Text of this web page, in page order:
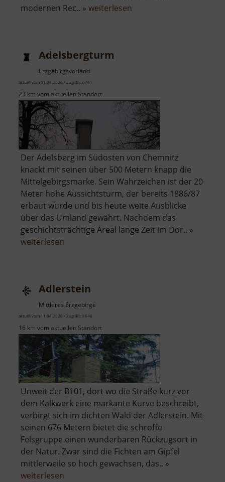
modernen Rec.. » weiterlesen
Adelsbergturm
Erzgebirgsvorland
aktuell vom 01.04.2026 / Zugriffe: 6781
23 km vom aktuellen Standort
Der Adelsberg im Südosten von Chemnitz
knackt mit seinen über 500 Metern knapp die
Mittelgebirgsmarke. Sein Wahrzeichen ist der 20
Meter hohe Aussichtsturm, der bereits 1886/87
erbaut wurde und bis heute weite Ausblicke
über das Umland gewährt. Nachdem das
geschichtsträchtige Areal lange Zeit im Dor.. »
weiterlesen
Adlerstein
Mittleres Erzgebirge
aktuell vom 11.04.2026 / Zugriffe: 8646
16 km vom aktuellen Standort
Unweit der B101, dort wo die Straße kurz vor
dem Kalkwerk eine markante Kurve beschreibt,
verbirgt sich im dichten Wald der Adlerstein. Mit
seinen 676 Metern bietet die schroffe
Felsgruppe einen wunderbaren Rückzugsort in
der Natur. Zwar sind die Fichten am Gipfel
mittlerweile so hoch gewachsen, das.. »
weiterlesen